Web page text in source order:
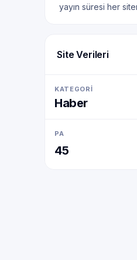
yayın süresi her
Site Verileri
KATEGORI
Haber
PA
45